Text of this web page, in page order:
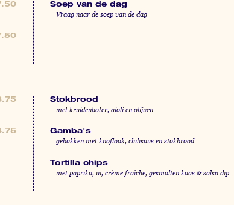
Soep van de dag
Vraag naar de soep van de dag
Stokbrood
met kruidenboter, aioli en olijven
Gamba's
gebakken met knoflook, chilisaus en stokbrood
Tortilla chips
met paprika, ui, crème fraîche, gesmolten kaas & salsa dip